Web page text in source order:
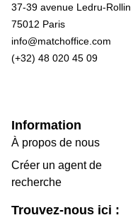
37-39 avenue Ledru-Rollin
75012 Paris
info@matchoffice.com
(+32) 48 020 45 09
Information
À propos de nous
Créer un agent de
recherche
Trouvez-nous ici :